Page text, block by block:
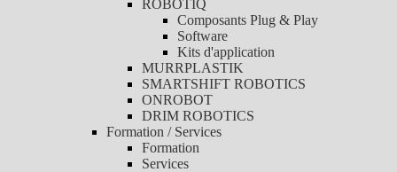
ROBOTIQ
Composants Plug & Play
Software
Kits d'application
MURRPLASTIK
SMARTSHIFT ROBOTICS
ONROBOT
DRIM ROBOTICS
Formation / Services
Formation
Services